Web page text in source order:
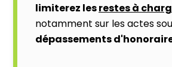
limiterez lesrestes à
notamment sur les actes
dépassements